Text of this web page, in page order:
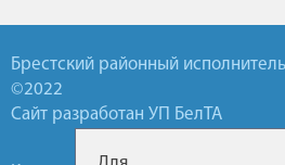
Брестский районный
©2022
Сайт разработан УП БелТА